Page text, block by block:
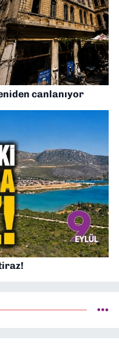
canlanıyor